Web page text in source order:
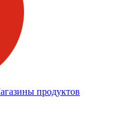
продуктов